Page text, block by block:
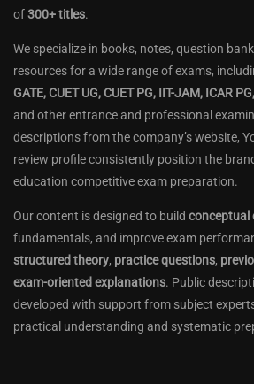
of300+ titles.
We specialize in books, notes, question
resources for a wide range of exams,
GATE, CUET UG, CUET PG, IIT-JAM, ICAR
and other entrance and professional
descriptions from the company’s website,
review profile consistently position the
education competitive exam preparation.
Our content is designed to build conceptual
fundamentals, and improve exam
structured theory, practice questions,
exam-oriented explanations. Public
developed with support from subject
practical understanding and systematic